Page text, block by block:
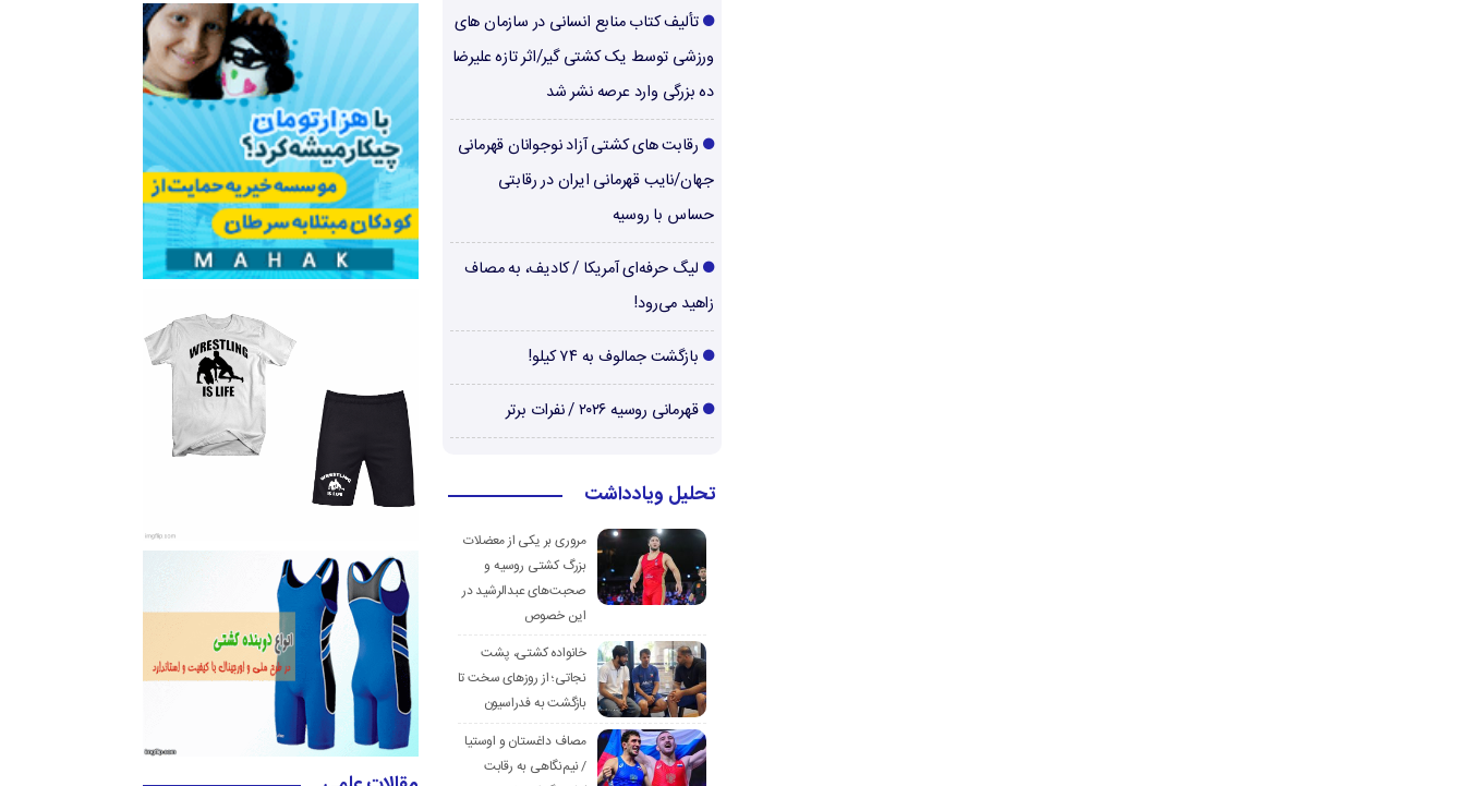
تألیف کتاب منابع انسانی در سازمان های
ورزشی توسط یک کشتی گیر/اثر تازه علیرضا
ده بزرگی وارد عرصه نشر شد
رقابت های کشتی آزاد نوجوانان قهرمانی
جهان/نایب قهرمانی ایران در رقابتی
حساس با روسیه
لیگ حرفه‌ای آمریکا / کادیف، به مصاف
زاهید می‌رود!
بازگشت جمالوف به ۷۴ کیلو!
قهرمانی روسیه ۲۰۲۶ / نفرات برتر
تحلیل ویادداشت
مروری بر یکی از معضلات
بزرگ کشتی روسیه و
صحبت‌های عبدالرشید در
این خصوص
خانواده کشتی، پشت
نجاتی؛ از روزهای سخت تا
بازگشت به فدراسیون
مصاف داغستان و اوستیا
/ نیم‌نگاهی به رقابت